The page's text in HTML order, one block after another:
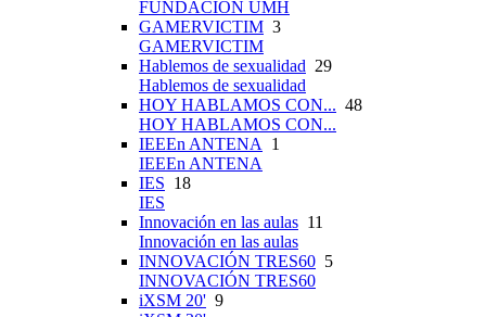
FUNDACIÓN UMH
GAMERVICTIM 3
GAMERVICTIM
Hablemos de sexualidad 29
Hablemos de sexualidad
HOY HABLAMOS CON... 48
HOY HABLAMOS CON...
IEEEn ANTENA 1
IEEEn ANTENA
IES 18
IES
Innovación en las aulas 11
Innovación en las aulas
INNOVACIÓN TRES60 5
INNOVACIÓN TRES60
iXSM 20' 9